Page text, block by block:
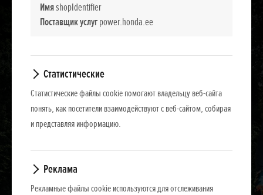
ИмяshopIdentifier
Поставщик услугpower.honda.ee
Статистические
Статистические файлы cookie помогают владельцу веб-сайта
понять, как посетители взаимодействуют с веб-сайтом, собирая
и представляя информацию.
Реклама
Рекламные файлы cookie используются для отслеживания